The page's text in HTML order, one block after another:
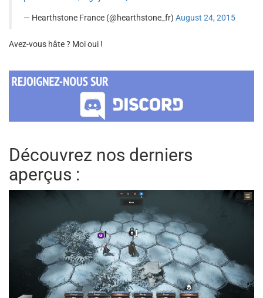
— Hearthstone France (@hearthstone_fr) August 24, 2015
Avez-vous hâte ? Moi oui !
Découvrez nos derniers
aperçus :